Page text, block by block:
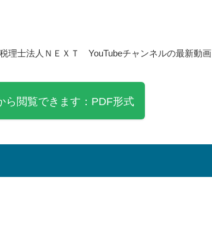
士法人ＮＥＸＴ YouTubeチャンネルの最新動画
閲覧できます：PDF形式